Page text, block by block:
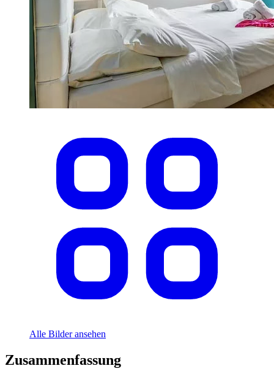
Alle Bilder ansehen
Zusammenfassung